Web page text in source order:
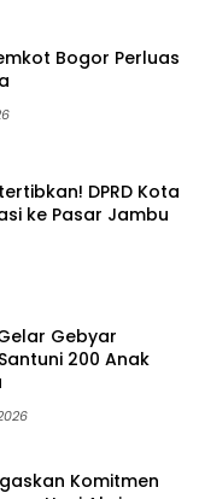
Bogor Perluas
DPRD Kota
ke Pasar Jambu
Gebyar
200 Anak
Komitmen